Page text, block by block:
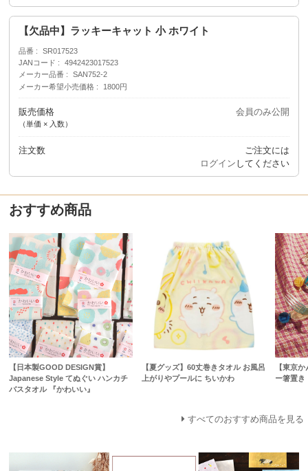
【欠品中】ラッキーキャット 小 ホワイト
品番
SR017523
JANコード
4942423017523
メーカー品番
SAN752-2
メーカー希望小売価格
1800円
販売価格
（単価 × 入数）
会員のみ公開
注文数
ご注文には
ログイン してください
おすすめ商品
【日本製GOOD DESIGN賞】
Japanese Style てぬぐい ハンカチ
バスタオル 『かわいい』
【夏グッズ】60丈巻きタオル お風呂
上がりやプールに ちいかわ
【東京
ー箸置き
すべてのおすすめ商品を見る